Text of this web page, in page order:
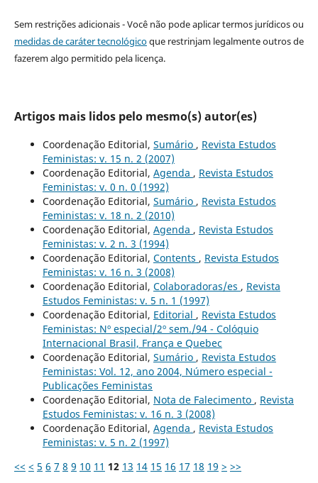
Sem restrições adicionais - Você não pode aplicar termos jurídicos ou
medidas de caráter tecnológicoque restrinjam legalmente outros de
fazerem algo permitido pela licença.
Artigos mais lidos pelo mesmo(s) autor(es)
Coordenação Editorial, Sumário , Revista Estudos
Feministas: v. 15 n. 2 (2007)
Coordenação Editorial, Agenda , Revista Estudos
Feministas: v. 0 n. 0 (1992)
Coordenação Editorial, Sumário , Revista Estudos
Feministas: v. 18 n. 2 (2010)
Coordenação Editorial, Agenda , Revista Estudos
Feministas: v. 2 n. 3 (1994)
Coordenação Editorial, Contents , Revista Estudos
Feministas: v. 16 n. 3 (2008)
Coordenação Editorial, Colaboradoras/es , Revista
Estudos Feministas: v. 5 n. 1 (1997)
Coordenação Editorial, Editorial , Revista Estudos
Feministas: Nº especial/2º sem./94 - Colóquio
Internacional Brasil, França e Quebec
Coordenação Editorial, Sumário , Revista Estudos
Feministas: Vol. 12, ano 2004, Número especial -
Publicações Feministas
Coordenação Editorial, Nota de Falecimento , Revista
Estudos Feministas: v. 16 n. 3 (2008)
Coordenação Editorial, Agenda , Revista Estudos
Feministas: v. 5 n. 2 (1997)
<< < 5 6 7 8 9 10 11 12 13 14 15 16 17 18 19 > >>